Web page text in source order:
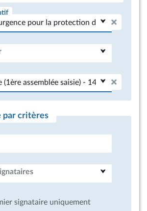
par critères
signataire uniquement